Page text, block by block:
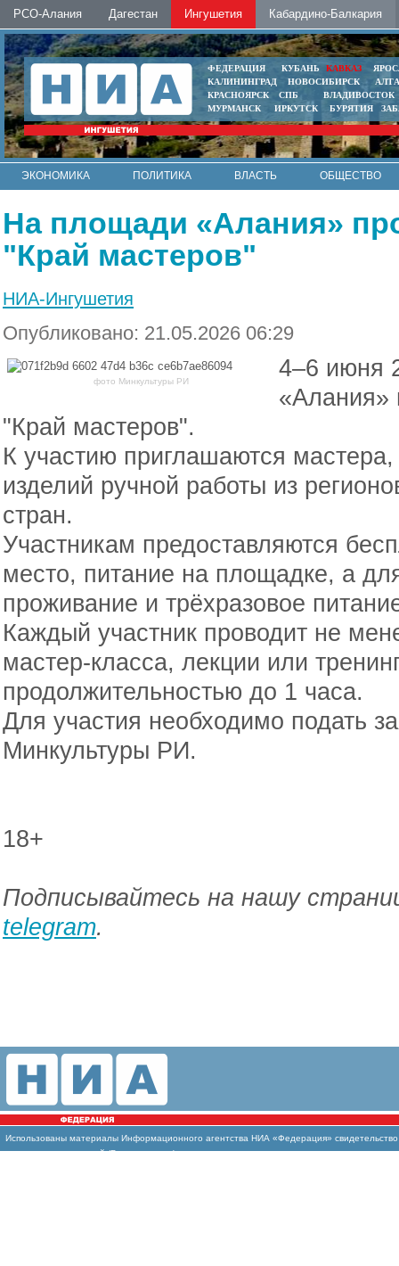
РСО-Алания Дагестан Ингушетия Кабардино-Балкария
ФЕДЕРАЦИЯ КУБАНЬ КАВКАЗ
КАЛИНИНГРАД
НОВОСИБИРСК
КРАСНОЯРСК
СПБ
ВЛАДИВОСТОК
МУРМАНСК
ИРКУТСК БУРЯТИЯ
ЭКОНОМИКА ПОЛИТИКА ВЛАСТЬ
ОБЩЕСТВО
На площади «Алания»
"Край мастеров"
НИА-Ингушетия
Опубликовано: 21.05.2026 06:29
фото Минкультуры РИ
4–6 июня
«Алания»
"Край мастеров".
К участию приглашаются
изделий ручной работы из
стран.
Участникам предоставляются
место, питание на площадке, а
проживание и трёхразовое
Каждый участник проводит не
мастер-класса, лекции или
продолжительностью до 1 часа.
Для участия необходимо подать
Минкультуры РИ.
18+
Подписывайтесь на нашу
telegram.
Использованы материалы Информационного агентства НИА «Федерация»
массовых коммуникаций (Роскомнадзор)